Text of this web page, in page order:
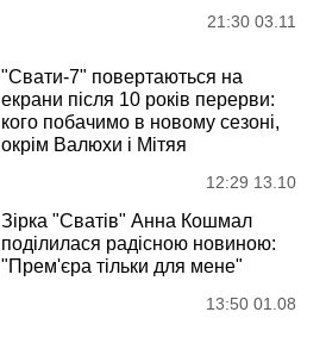
21:30 03.11
"Свати-7" повертаються на
екрани після 10 років перерви:
кого побачимо в новому сезоні,
окрім Валюхи і Мітяя
12:29 13.10
Зірка "Сватів" Анна Кошмал
поділилася радісною новиною:
"Прем'єра тільки для мене"
13:50 01.08